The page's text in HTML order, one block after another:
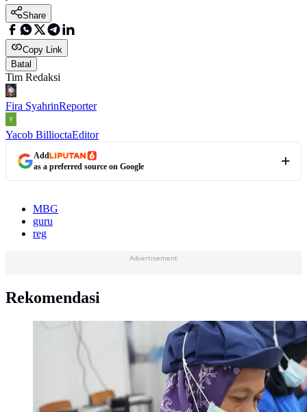
Share
Copy Link
Batal
Tim Redaksi
Fira SyahrinReporter
Yacob BillioctaEditor
Add
as a preferred source on Google
MBG
guru
reg
Advertisement
Rekomendasi